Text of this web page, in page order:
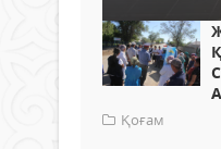
Қоғам